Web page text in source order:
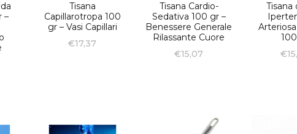
–
Tisana
Capillarotropa 100
gr – Vasi Capillari
€17,37
Tisana Cardio-
Sedativa 100 gr –
Benessere Generale
Rilassante Cuore
€15,07
Tisana
€